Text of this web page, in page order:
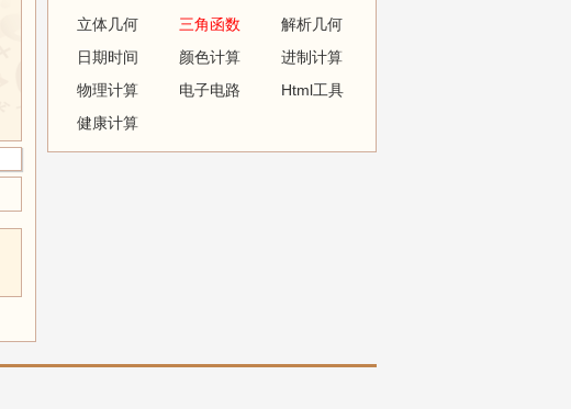
立体几何
三角函数
解析几何
日期时间
颜色计算
进制计算
物理计算
电子电路
Html工具
健康计算